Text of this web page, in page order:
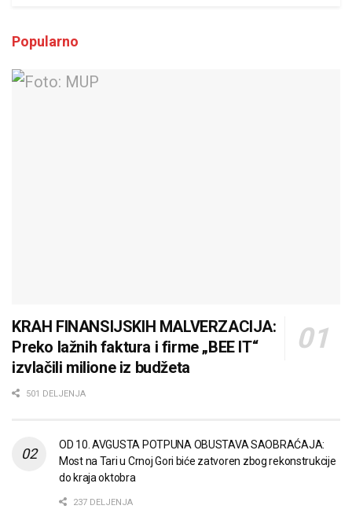
Popularno
KRAH FINANSIJSKIH MALVERZACIJA:
Preko lažnih faktura i firme „BEE IT“
izvlačili milione iz budžeta
501 DELJENJA
OD 10. AVGUSTA POTPUNA OBUSTAVA SAOBRAĆAJA:
Most na Tari u Crnoj Gori biće zatvoren zbog rekonstrukcije
do kraja oktobra
237 DELJENJA